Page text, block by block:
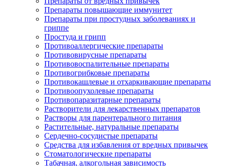
Препараты повышающие иммунитет
Препараты при простудных заболеваниях и
гриппе
Простуда и грипп
Противоаллергические препараты
Противовирусные препараты
Противовоспалительные препараты
Противогрибковые препараты
Противокашлевые и отхаркивающие препараты
Противоопухолевые препараты
Противопаразитарные препараты
Растворители для лекарственных препаратов
Растворы для парентерального питания
Растительные, натуральные препараты
Сердечно-сосудистые препараты
Средства для избавления от вредных привычек
Стоматологические препараты
Табачная, алкогольная зависимость